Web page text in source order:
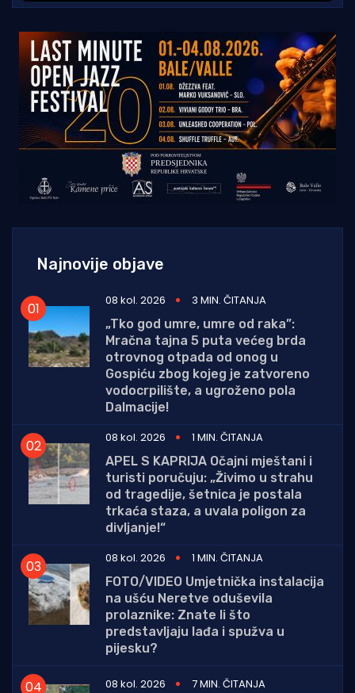
Najnovije objave
08 kol. 2026
3 MIN. ČITANJA
„Tko god umre, umre od raka”:
Mračna tajna 5 puta većeg brda
otrovnog otpada od onog u
Gospiću zbog kojeg je zatvoreno
vodocrpilište, a ugroženo pola
Dalmacije!
08 kol. 2026
1 MIN. ČITANJA
APEL S KAPRIJA Očajni mještani i
turisti poručuju: „Živimo u strahu
od tragedije, šetnica je postala
trkaća staza, a uvala poligon za
divljanje!“
08 kol. 2026
1 MIN. ČITANJA
FOTO/VIDEO Umjetnička instalacija
na ušću Neretve oduševila
prolaznike: Znate li što
predstavljaju lađa i spužva u
pijesku?
08 kol. 2026
7 MIN. ČITANJA